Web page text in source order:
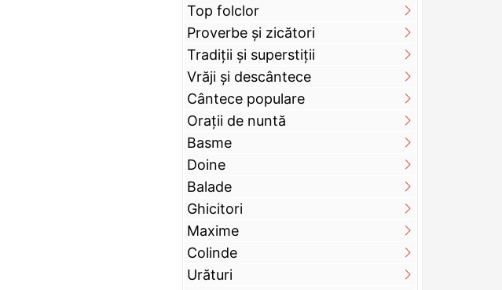
Top folclor
Proverbe și zicători
Tradiții și superstiții
Vrăji și descântece
Cântece populare
Orații de nuntă
Basme
Doine
Balade
Ghicitori
Maxime
Colinde
Urături